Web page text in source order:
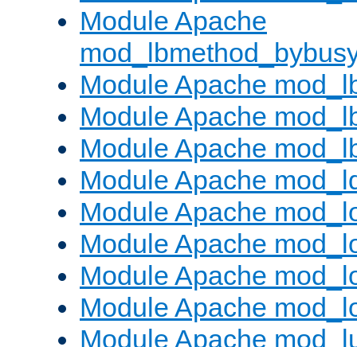
Module Apache
Module Apache
Module Apache
Module Apache
Module Apache
Module Apache
Module Apache
Module Apache
Module Apache
Module Apache